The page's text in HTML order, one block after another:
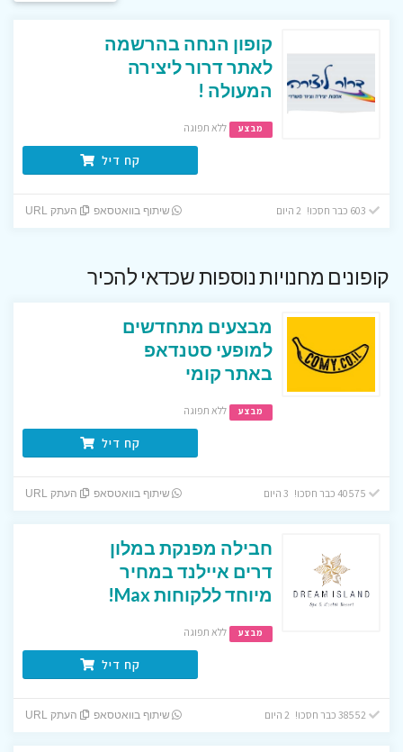
קופון הנחה בהרשמה
לאתר דרור ליצירה
המעולה !
מבצע ללא תפוגה
קח דיל
שיתוף בוואטסאפ העתק URL
קופונים מחנויות נוספות שכדאי להכיר
מבצעים מתחדשים
למופעי סטנדאפ
באתר קומי
מבצע ללא תפוגה
קח דיל
שיתוף בוואטסאפ העתק URL
חבילה מפנקת במלון
דרים איילנד במחיר
מיוחד ללקוחות Max!
מבצע ללא תפוגה
קח דיל
שיתוף בוואטסאפ העתק URL